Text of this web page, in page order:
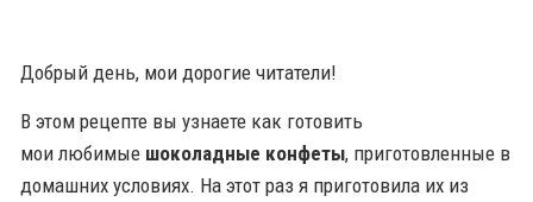
Добрый день, мои дорогие читатели!
В этом рецепте вы узнаете как готовить
мои любимые шоколадные конфеты, приготовленные в
домашних условиях. На этот раз я приготовила их из